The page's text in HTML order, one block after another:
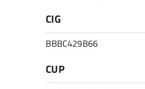
CIG
BBBC429B66
CUP